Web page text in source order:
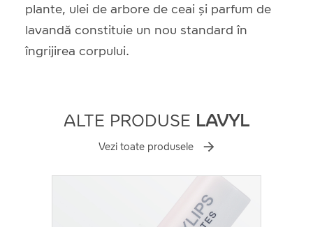
plante, ulei de arbore de ceai și parfum de
lavandă constituie un nou standard în
îngrijirea corpului.
ALTE PRODUSE LAVYL
Vezi toate produsele